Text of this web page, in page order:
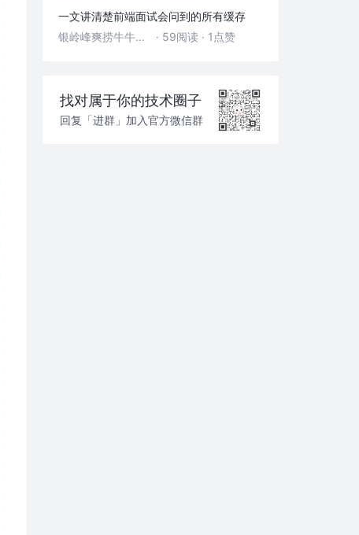
一文讲清楚前端面试会问到的所有缓存
银岭峰爽捞牛牛的大平原火鸡
· 59阅读 · 1点赞
找对属于你的技术圈子
回复「进群」加入官方微信群